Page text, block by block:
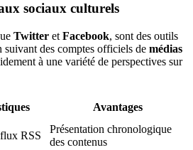
sociaux culturels
Twitter et Facebook, sont des outils
suivant des comptes officiels de médias
à une variété de perspectives sur
Avantages
RSS
Présentation chronologique
des contenus